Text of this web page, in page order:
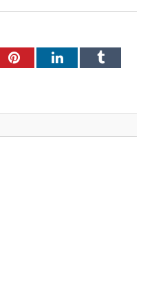
PinterestLinkedInTumblr